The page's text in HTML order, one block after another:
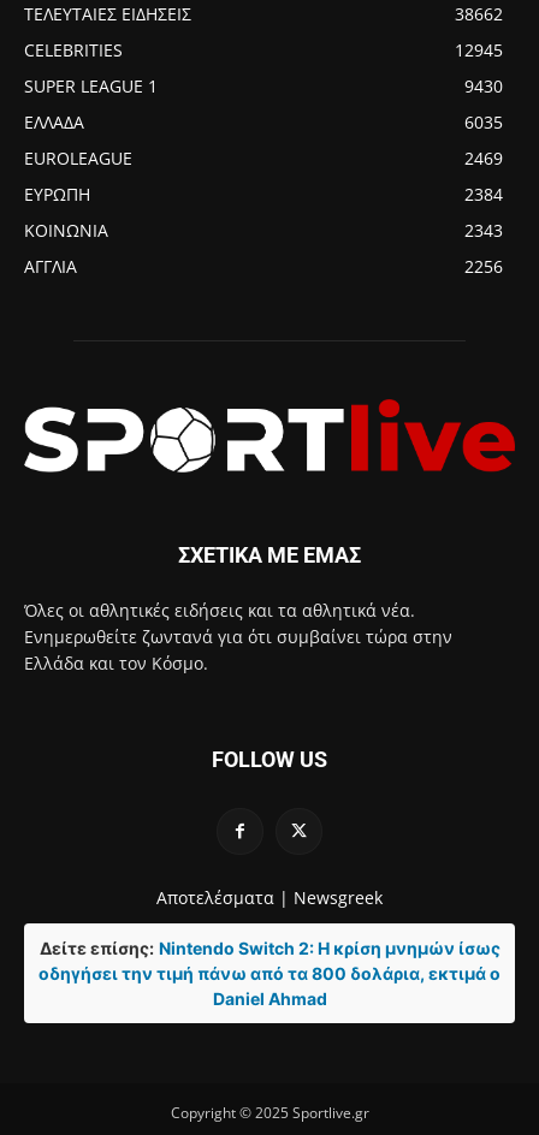
ΤΕΛΕΥΤΑΙΕΣ ΕΙΔΗΣΕΙΣ
38662
CELEBRITIES
12945
SUPER LEAGUE 1
9430
ΕΛΛΑΔΑ
6035
EUROLEAGUE
2469
ΕΥΡΩΠΗ
2384
ΚΟΙΝΩΝΙΑ
2343
ΑΓΓΛΙΑ
2256
ΣΧΕΤΙΚΑ ΜΕ ΕΜΑΣ
Όλες οι αθλητικές ειδήσεις και τα αθλητικά νέα.
Ενημερωθείτε ζωντανά για ότι συμβαίνει τώρα στην
Ελλάδα και τον Κόσμο.
FOLLOW US
Αποτελέσματα | Newsgreek
Δείτε επίσης: Nintendo Switch 2: Η κρίση μνημών ίσως
οδηγήσει την τιμή πάνω από τα 800 δολάρια, εκτιμά ο
Daniel Ahmad
Copyright © 2025 Sportlive.gr